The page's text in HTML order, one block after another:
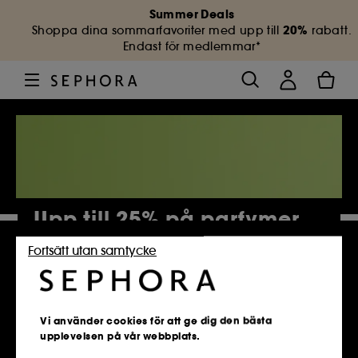
Summer Deals
Shoppa dina sommarfavoriter med upp till 20% rabatt.
Endast för medlemmar*
Upp till 25% på parfymer
4 884 Produkter
Vi använder cookies för att ge dig den bästa
upplevelsen på vår webbplats.
Fortsätt utan samtycke